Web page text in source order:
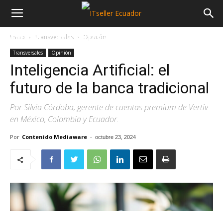
NOTICIAS MAYORISTAS
Inicio Transversales Opinión
Transversales Opinión
Inteligencia Artificial: el
futuro de la banca tradicional
Por Silvia Córdoba, gerente de cuentas premium de Vertiv
en México, Colombia y Ecuador.
Por Contenido Mediaware - octubre 23, 2024